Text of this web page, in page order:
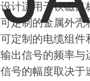
设计适用于铁磁目
可定制的金属外壳
可定制的电缆组件
输出信号的频率与
信号的幅度取决于